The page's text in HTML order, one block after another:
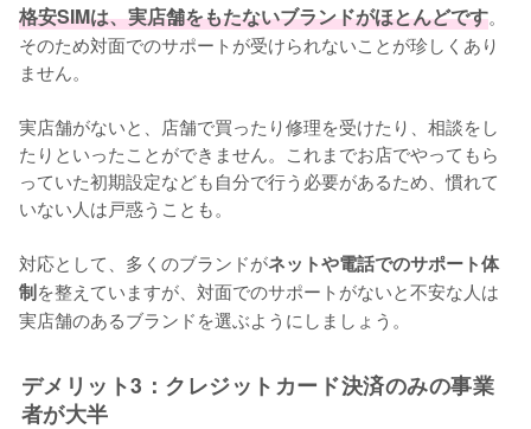
格安SIMは、実店舗をもたないブランドがほとんどです。
そのため対面でのサポートが受けられないことが珍しくあり
ません。
実店舗がないと、店舗で買ったり修理を受けたり、相談をし
たりといったことができません。これまでお店でやってもら
っていた初期設定なども自分で行う必要があるため、慣れて
いない人は戸惑うことも。
対応として、多くのブランドがネットや電話でのサポート体
制を整えていますが、対面でのサポートがないと不安な人は
実店舗のあるブランドを選ぶようにしましょう。
デメリット3：クレジットカード決済のみの事業
者が大半